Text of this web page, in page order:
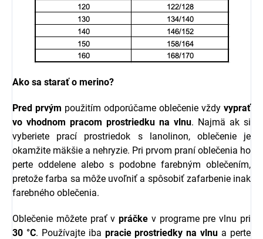
Ako sa starať o merino?
Pred prvým použitím odporúčame oblečenie vždy vyprať
vo vhodnom pracom prostriedku na vlnu. Najmä ak si
vyberiete prací prostriedok s lanolinon, oblečenie je
okamžite mäkšie a nehryzie. Pri prvom praní oblečenia ho
perte oddelene alebo s podobne farebným oblečením,
pretože farba sa môže uvoľniť a spôsobiť zafarbenie inak
farebného oblečenia.
Oblečenie môžete prať vpráčke v programe pre vlnu pri
30 °C. Používajte iba pracie prostriedky na vlnu a perte